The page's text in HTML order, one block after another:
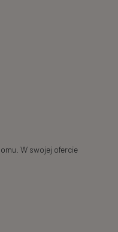
W swojej ofercie